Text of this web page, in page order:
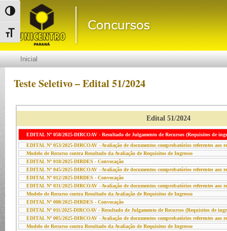
Alternar alto contraste
Alternar tamanho da fonte
Inicial
Teste Seletivo – Edital 51/2024
Edital 51/2024
EDITAL Nº 058/2025-DIRCOAV - Resultado de Julgamento de Recursos (Requisitos de
EDITAL Nº 053/2025-DIRCOAV - Avaliação de documentos comprobatórios referentes aos
Modelo de Recurso contra Resultado da Avaliação de Requisitos de Ingresso
EDITAL Nº 018/2025-DIRDES - Convocação
EDITAL Nº 045/2025-DIRCOAV - Avaliação de documentos comprobatórios referentes aos
EDITAL Nº 012/2025-DIRDES - Convocação
EDITAL Nº 031/2025-DIRCOAV - Avaliação de documentos comprobatórios referentes aos
Modelo de Recurso contra Resultado da Avaliação de Requisitos de Ingresso
EDITAL Nº 008/2025-DIRDES - Convocação
EDITAL Nº 011/2025-DIRCOAV - Resultado de Julgamento de Recursos (Requisitos de
EDITAL Nº 005/2025-DIRCOAV - Avaliação de documentos comprobatórios referentes aos
Modelo de Recurso contra Resultado da Avaliação de Requisitos de Ingresso